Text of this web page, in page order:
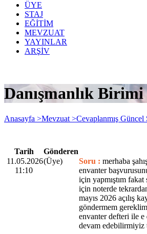
ÜYE
STAJ
EĞİTİM
MEVZUAT
YAYINLAR
ARŞİV
Danışmanlık Birimi
Anasayfa >Mevzuat >Cevaplanmış Güncel
Tarih
Gönderen
11.05.2026
11:10
(Üye) Soru : merhaba
envanter
için yapmıştım
için noterde
mayıs 2026 açılış
göndermem
envanter defteri ile e
devam edebilirmiyiz